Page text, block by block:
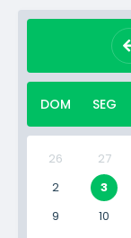
DOM SEG
26 27
2
3
9
10